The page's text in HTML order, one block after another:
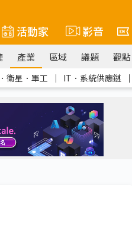
活動家 影音
產業 區域 議題 觀點
衛星．軍工 ｜ IT．系統供應鏈 ｜